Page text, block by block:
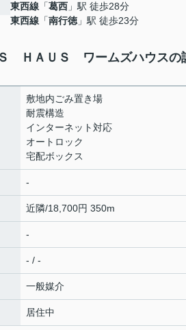
東西線 「葛西 」駅 徒歩28分
東西線 「南行徳 」駅 徒歩23分
ＨＡＵＳ ワームズハウスの
敷地内ごみ置き場
耐震構造
インターネット対応
オートロック
宅配ボックス
-
近隣/18,700円 350m
-
- / -
一般媒介
居住中